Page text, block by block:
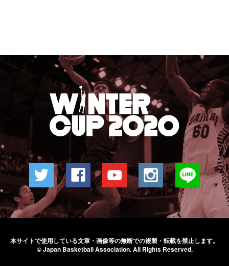
本サイトで使用している文章・画像等の無断での複製・転載を禁止します。
© Japan Basketball Association.All Rights Reserved.